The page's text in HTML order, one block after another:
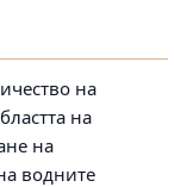
на
на
на
водните